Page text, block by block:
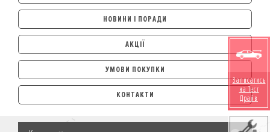
НОВИНИ І ПОРАДИ
АКЦІЇ
УМОВИ ПОКУПКИ
АВТОМОБІЛІ
ЛІЗИНГ
КРЕДИТ
КОНТАКТИ
Записатись
на Тест
Драйв